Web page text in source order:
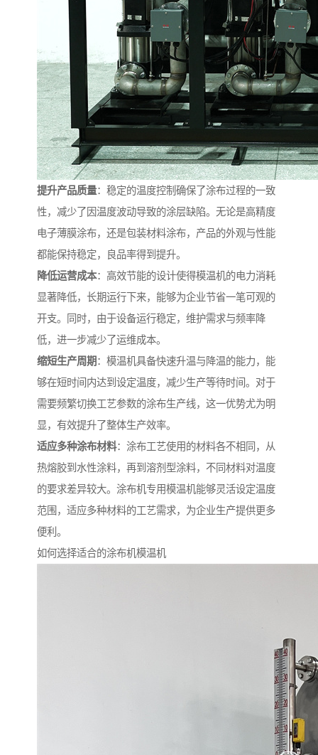
提升产品质量：稳定的温度控制确保了涂布过程的一致
性，减少了因温度波动导致的涂层缺陷。无论是高精度
电子薄膜涂布，还是包装材料涂布，产品的外观与性能
都能保持稳定，良品率得到提升。
降低运营成本：高效节能的设计使得模温机的电力消耗
显著降低，长期运行下来，能够为企业节省一笔可观的
开支。同时，由于设备运行稳定，维护需求与频率降
低，进一步减少了运维成本。
缩短生产周期：模温机具备快速升温与降温的能力，能
够在短时间内达到设定温度，减少生产等待时间。对于
需要频繁切换工艺参数的涂布生产线，这一优势尤为明
显，有效提升了整体生产效率。
适应多种涂布材料：涂布工艺使用的材料各不相同，从
热熔胶到水性涂料，再到溶剂型涂料，不同材料对温度
的要求差异较大。涂布机专用模温机能够灵活设定温度
范围，适应多种材料的工艺需求，为企业生产提供更多
便利。
如何选择适合的涂布机模温机